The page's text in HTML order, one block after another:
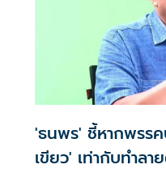
'ธนพร' ชี้หากพรร
เขียว' เท่ากับทำล